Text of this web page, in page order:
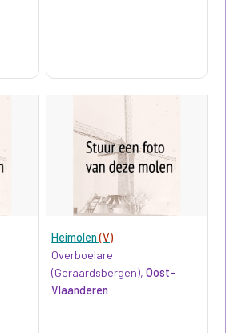
Heimolen(V)
Overboelare
(Geraardsbergen),Oost-
Vlaanderen